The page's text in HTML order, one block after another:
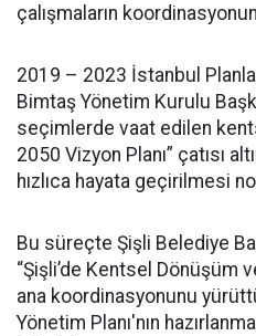
çalışmaların
2019 – 2023 İstanbul
Bimtaş Yönetim Kurulu
seçimlerde vaat edilen
2050 Vizyon Planı” çatısı
hızlıca hayata geçirilmesi
Bu süreçte Şişli Belediye
“Şişli’de Kentsel Dönüşüm
ana koordinasyonunu
Yönetim Planı'nın